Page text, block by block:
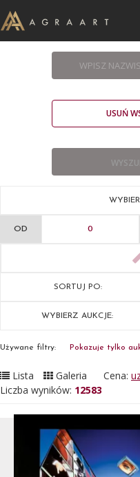
USUŃ
OD
SORTUJ PO:
WYBIERZ AUKCJE:
Używane filtry: Pokazuje tylko
Lista Galeria Cena:
Liczba wyników: 12583